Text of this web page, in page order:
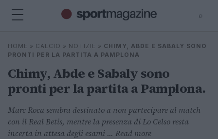
⌕
Cerca
⌕ ×
HOME » CALCIO » NOTIZIE » CHIMY, ABDE E SABALY SONO
PRONTI PER LA PARTITA A PAMPLONA
Chimy, Abde e Sabaly sono
pronti per la partita a Pamplona.
Marc Roca sembra destinato a non partecipare al match
con il Real Betis, mentre la presenza di Lo Celso resta
incerta in attesa degli esami ... Read more